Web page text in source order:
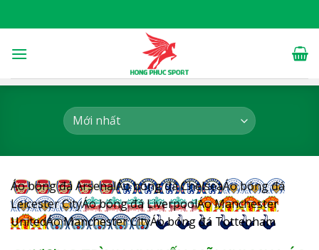
to
Áo bóng đá ArsenalÁo bóng đá ChelseaÁo bóng đá
Leicester CityÁo bóng đá LiverpoolÁo Manchester
UnitedÁo Manchester CityÁo bóng đá Tottenham